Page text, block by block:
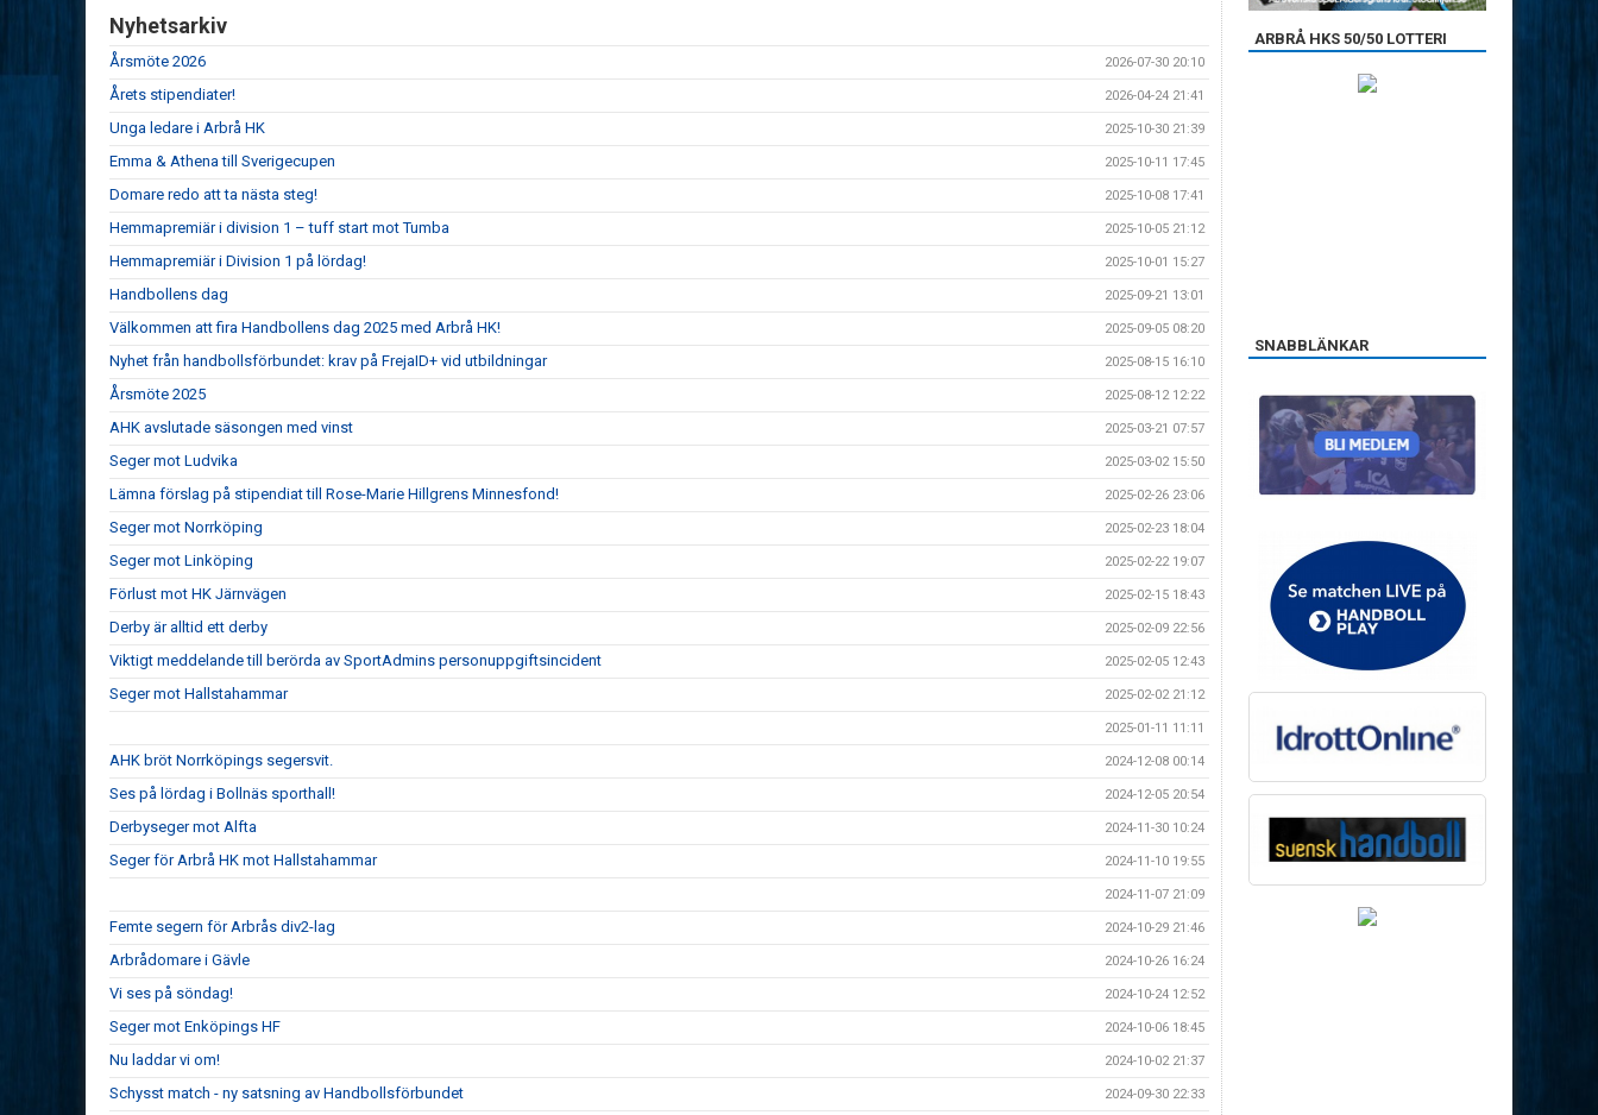
Nyhetsarkiv
Årsmöte 2026 2026-07-30 20:10
Årets stipendiater! 2026-04-24 21:41
Unga ledare i Arbrå HK 2025-10-30 21:39
Emma & Athena till Sverigecupen 2025-10-11 17:45
Domare redo att ta nästa steg! 2025-10-08 17:41
Hemmapremiär i division 1 – tuff start mot Tumba 2025-10-05 21:12
Hemmapremiär i Division 1 på lördag! 2025-10-01 15:27
Handbollens dag 2025-09-21 13:01
Välkommen att fira Handbollens dag 2025 med Arbrå HK! 2025-09-05 08:20
Nyhet från handbollsförbundet: krav på FrejaID+ vid utbildningar 2025-08-15 16:10
Årsmöte 2025 2025-08-12 12:22
AHK avslutade säsongen med vinst 2025-03-21 07:57
Seger mot Ludvika 2025-03-02 15:50
Lämna förslag på stipendiat till Rose-Marie Hillgrens Minnesfond! 2025-02-26 23:06
Seger mot Norrköping 2025-02-23 18:04
Seger mot Linköping 2025-02-22 19:07
Förlust mot HK Järnvägen 2025-02-15 18:43
Derby är alltid ett derby 2025-02-09 22:56
Viktigt meddelande till berörda av SportAdmins personuppgiftsincident 2025-02-05 12:43
Seger mot Hallstahammar 2025-02-02 21:12
2025-01-11 11:11
AHK bröt Norrköpings segersvit. 2024-12-08 00:14
Ses på lördag i Bollnäs sporthall! 2024-12-05 20:54
Derbyseger mot Alfta 2024-11-30 10:24
Seger för Arbrå HK mot Hallstahammar 2024-11-10 19:55
2024-11-07 21:09
Femte segern för Arbrås div2-lag 2024-10-29 21:46
Arbrådomare i Gävle 2024-10-26 16:24
Vi ses på söndag! 2024-10-24 12:52
Seger mot Enköpings HF 2024-10-06 18:45
Nu laddar vi om! 2024-10-02 21:37
Schysst match - ny satsning av Handbollsförbundet 2024-09-30 22:33
ARBRÅ HKS 50/50 LOTTERI
SNABBLÄNKAR